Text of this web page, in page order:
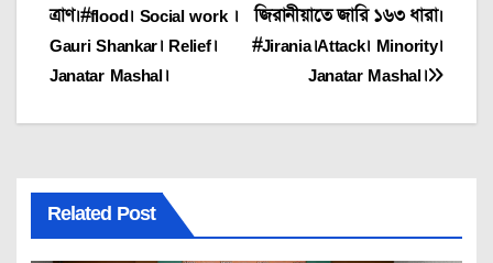
জিরানীয়াতে জারি ১৬৩ ধারা।
#Jirania।Attack। Minority।
Janatar Mashal।
ত্রাণ।#flood। Social work ।
Gauri Shankar। Relief।
Janatar Mashal।
Related Post